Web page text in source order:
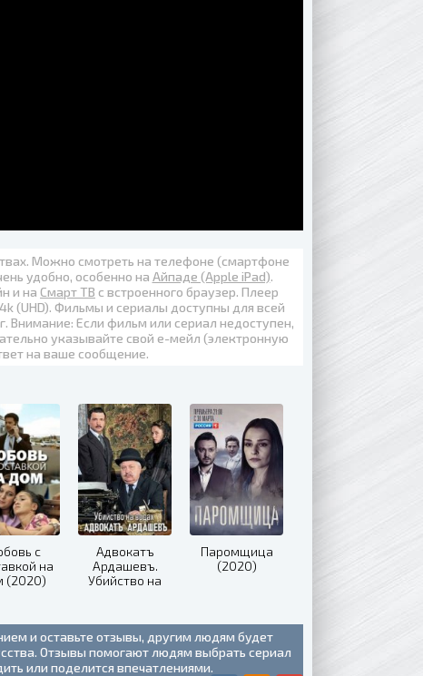
Можно смотреть на телефоне (смартфоне
удобно, особенно на Айпаде (Apple iPad).
и на Смарт ТВ с встроенного браузер. Плеер
4k (UHD). Фильмы и сериалы доступны для всей
Внимание: Если фильм или сериал недоступен,
указывайте свой е-мейл (электронную
на ваше сообщение.
с
на
(2020)
Адвокатъ
Ардашевъ.
Убийство на
Паромщица
(2020)
и оставьте отзывы, другим людям будет
Отзывы помогают людям выбрать сериал
или поделится впечатлениями.